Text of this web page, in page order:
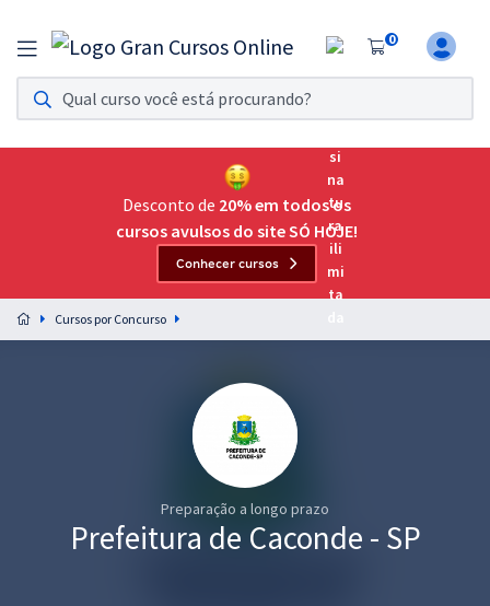
0
Assinatura Ilimitada 11
Acesso a todos os cursos. Teste grátis por 7 dias!
Assinatura OAB Até Passar
Acesso ilimitado a toda preparação para o Exame da
Preparação completa e intensiva para as principais
residências em saúde do Brasil
Graduação
Desconto de 20% em todos os
cursos avulsos do site SÓ HOJE!
Conhecer cursos
Cursos por Concurso
Preparação a longo prazo
Prefeitura de Caconde - SP